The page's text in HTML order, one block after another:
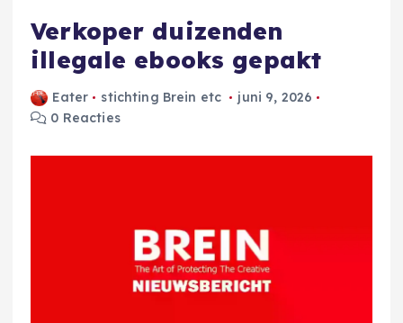
Verkoper duizenden
illegale ebooks gepakt
Eater stichting Brein etc
juni 9, 2026
0 Reacties